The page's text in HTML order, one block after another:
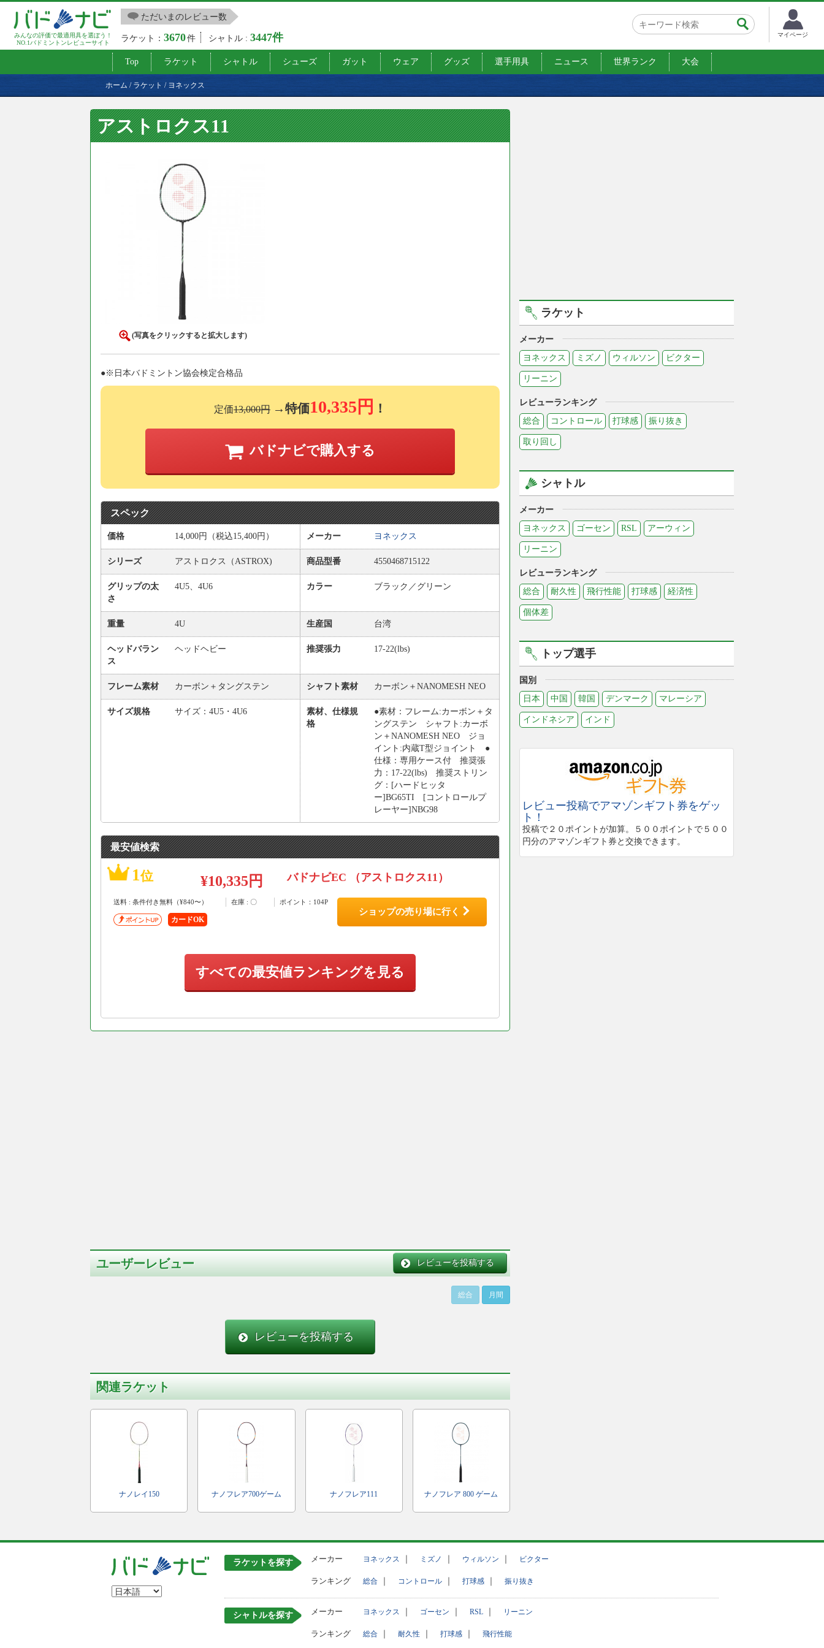
みんなの評価で最適用具を選ぼう！
NO.1バドミントンレビューサイト
ただいまのレビュー数
ラケット：3670件 シャトル :3447件 マイページ
Top ラケット シャトル シューズ ガット ウェア グッズ 選手用具 ニュース 世界ランク 大会
ホーム / ラケット / ヨネックス
アストロクス11
(写真をクリックすると拡大します)
●※日本バドミントン協会検定合格品
定価13,000円 →特価10,335円 ！
バドナビで購入する
スペック
価格 14,000円（税込15,400円） メーカー ヨネックス
シリーズ アストロクス（ASTROX) 商品型番 4550468715122
グリップの太
さ
4U5、4U6 カラー ブラック／グリーン
重量 4U 生産国 台湾
ヘッドバラン
ス
ヘッドヘビー 推奨張力 17-22(lbs)
フレーム素材 カーボン＋タングステン シャフト素材 カーボン＋NANOMESH NEO
サイズ規格 サイズ：4U5・4U6
素材、仕様規
格
●素材：フレーム:カーボン＋タ
ングステン シャフト:カーボ
ン＋NANOMESH NEO ジョ
イント:内蔵T型ジョイント ●
仕様：専用ケース付 推奨張
力：17-22(lbs) 推奨ストリン
グ：[ハードヒッタ
ー]BG65TI [コントロールプ
レーヤー]NBG98
最安値検索
1位 ¥10,335円 バドナビEC （アストロクス11）
送料 : 条件付き無料（¥840〜） 在庫 : 〇 ポイント：104P
カードOK
ショップの売り場に行く
すべての最安値ランキングを見る
ユーザーレビュー レビューを投稿する
総合 月間
レビューを投稿する
関連ラケット
ナノレイ150 ナノフレア700ゲーム ナノフレア111 ナノフレア 800 ゲーム
ラケット
メーカー
ヨネックス
ミズノ ウィルソン ビクター
リーニン
レビューランキング
総合
コントロール 打球感 振り抜き
取り回し
シャトル
メーカー
ヨネックス
ゴーセン RSL アーウィン
リーニン
レビューランキング
総合
耐久性 飛行性能 打球感 経済性
個体差
トップ選手
国別
日本
中国 韓国 デンマーク マレーシア
インドネシア インド
レビュー投稿でアマゾンギフト券をゲッ
ト！
投稿で２０ポイントが加算。５００ポイントで５００
円分のアマゾンギフト券と交換できます。
ラケットを探す メーカー ヨネックス ｜ ミズノ ｜ ウィルソン ｜ ビクター
ランキング 総合 ｜ コントロール ｜ 打球感 ｜ 振り抜き
シャトルを探す メーカー ヨネックス ｜ ゴーセン ｜ RSL ｜ リーニン
ランキング 総合 ｜ 耐久性 ｜ 打球感 ｜ 飛行性能